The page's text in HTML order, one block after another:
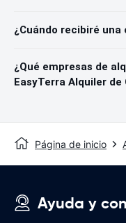
¿Cuándo recibiré
¿Qué empresas de
EasyTerra Alquiler
Página de inicio
Ayuda y